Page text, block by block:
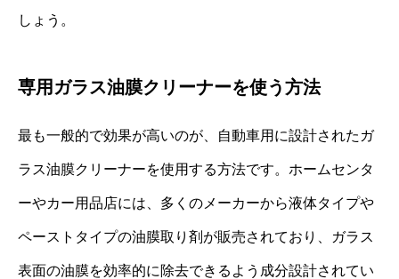
しょう。
専用ガラス油膜クリーナーを使う方法
最も一般的で効果が高いのが、自動車用に設計されたガ
ラス油膜クリーナーを使用する方法です。ホームセンタ
ーやカー用品店には、多くのメーカーから液体タイプや
ペーストタイプの油膜取り剤が販売されており、ガラス
表面の油膜を効率的に除去できるよう成分設計されてい